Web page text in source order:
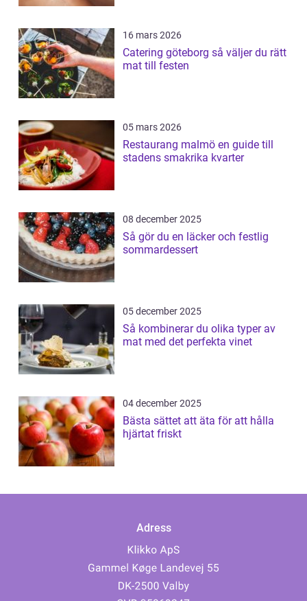
16 mars 2026
Catering göteborg så väljer du rätt
mat till festen
05 mars 2026
Restaurang malmö en guide till
stadens smakrika kvarter
08 december 2025
Så gör du en läcker och festlig
sommardessert
05 december 2025
Så kombinerar du olika typer av
mat med det perfekta vinet
04 december 2025
Bästa sättet att äta för att hålla
hjärtat friskt
Adress